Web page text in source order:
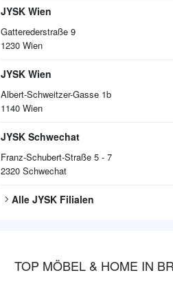
JYSK Wien
Gatterederstraße 9
1230 Wien
JYSK Wien
Albert-Schweitzer-Gasse 1b
1140 Wien
JYSK Schwechat
Franz-Schubert-Straße 5 - 7
2320 Schwechat
Alle JYSK Filialen
TOP MÖBEL & HOME IN